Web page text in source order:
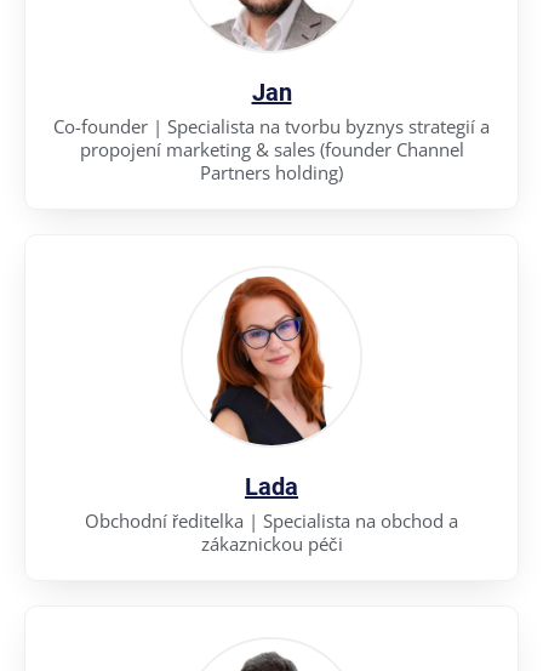
Jan
Co-founder | Specialista na tvorbu byznys strategií a
propojení marketing & sales (founder Channel
Partners holding)
Lada
Obchodní ředitelka | Specialista na obchod a
zákaznickou péči